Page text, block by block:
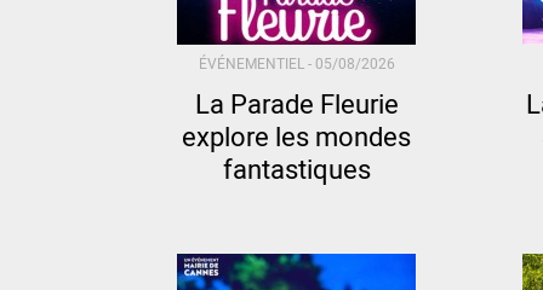
ÉVÉNEMENTIEL - 05/08/2026
La Parade Fleurie
explore les mondes
fantastiques